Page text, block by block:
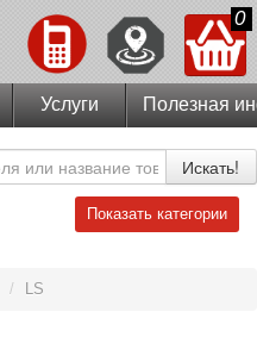
0
Услуги Полезная
Искать!
Показать категории
/ LS